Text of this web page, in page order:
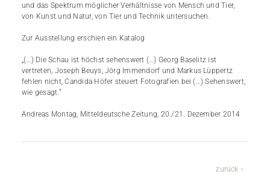
und das Spektrum möglicher Verhältnisse von Mensch und Tier,
von Kunst und Natur, von Tier und Technik untersuchen.
Zur Ausstellung erschien ein Katalog
„(…) Die Schau ist höchst sehenswert (…) Georg Baselitz ist
vertreten, Joseph Beuys, Jörg Immendorf und Markus Lüppertz
fehlen nicht, Candida Höfer steuert Fotografien bei (…) Sehenswert,
wie gesagt.“
Andreas Montag, Mitteldeutsche Zeitung, 20./21. Dezember 2014
zurück